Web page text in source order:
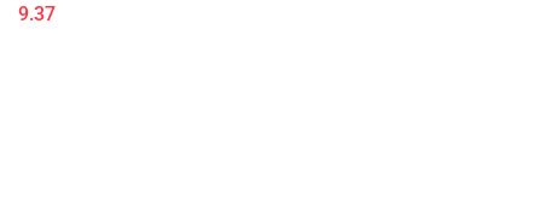
9.37